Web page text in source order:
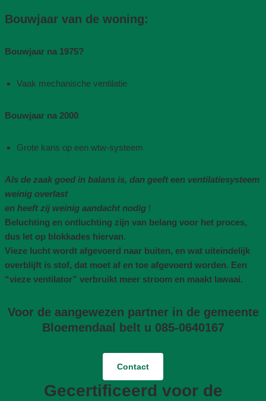
Bouwjaar van de woning​:
Bouwjaar na 1975​?
Vaak mechanische ventilatie​
Bouwjaar na 2000
Grote kans op een wtw-systeem
Als de zaak goed in balans is, dan geeft een ventilatiesysteem
weinig overlast
en heeft zij weinig aandacht nodig !
Beluchting en ontluchting zijn van belang voor het proces,
dus let op blokkades hiervan.
Vieze lucht wordt afgevoerd naar buiten, en wat uiteindelijk
overblijft is stof, dat moet af en toe afgevoerd worden. Een
“vieze ventilator” verbruikt meer stroom en maakt lawaai.
Voor de aangewezen partner in de gemeente
Bloemendaal belt u 085-0640167
Contact
Gecertificeerd voor de